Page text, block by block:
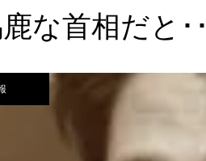
な首相だと･